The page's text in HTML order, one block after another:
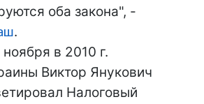
оба закона", -
.
в 2010 г.
Виктор Янукович
Налоговый